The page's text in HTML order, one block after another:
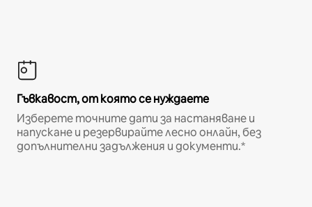
Гъвкавост, от която се нуждаете
Изберете точните дати за настаняване и
напускане и резервирайте лесно онлайн, без
допълнителни задължения и документи.*